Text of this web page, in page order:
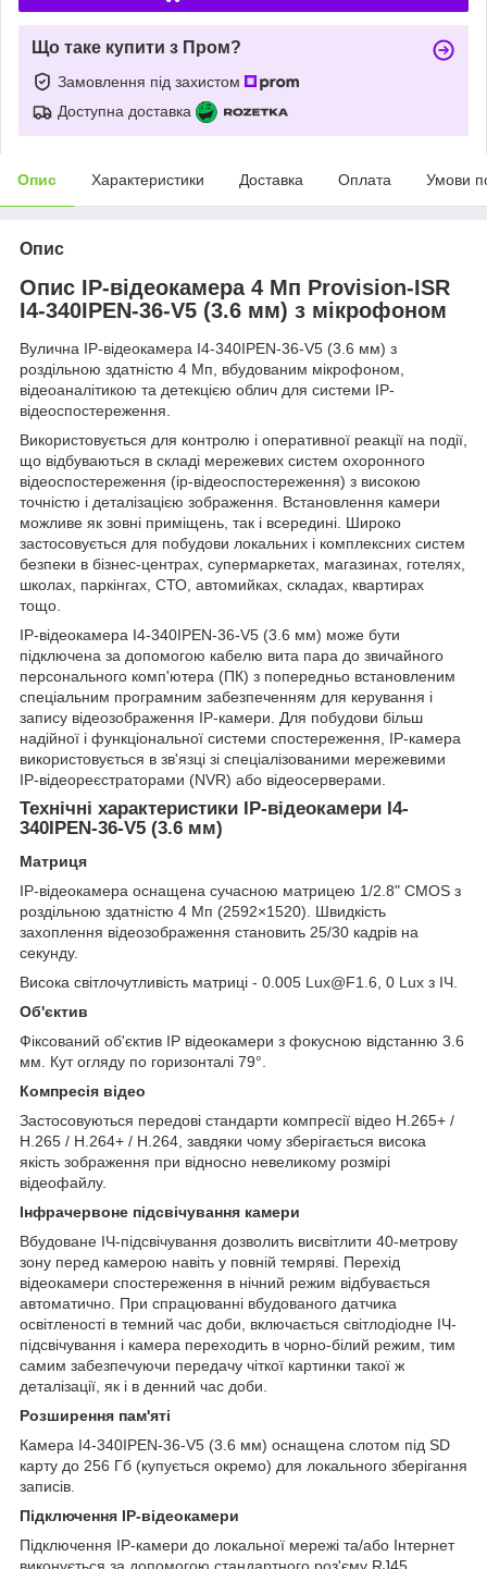
Що таке купити з Пром?
Замовлення під захистом
Доступна доставка
Опис Характеристики Доставка Оплата Умови
Опис
Опис IP-відеокамера 4 Мп Provision-ISR
I4-340IPEN-36-V5 (3.6 мм) з мікрофоном
Вулична IP-відеокамера I4-340IPEN-36-V5 (3.6 мм) з
роздільною здатністю 4 Мп, вбудованим мікрофоном,
відеоаналітикою та детекцією облич для системи IP-
відеоспостереження.
Використовується для контролю і оперативної реакції на події,
що відбуваються в складі мережевих систем охоронного
відеоспостереження (ip-відеоспостереження) з високою
точністю і деталізацією зображення. Встановлення камери
можливе як зовні приміщень, так і всередині. Широко
застосовується для побудови локальних і комплексних систем
безпеки в бізнес-центрах, супермаркетах, магазинах, готелях,
школах, паркінгах, СТО, автомийках, складах, квартирах
тощо.
IP-відеокамера I4-340IPEN-36-V5 (3.6 мм) може бути
підключена за допомогою кабелю вита пара до звичайного
персонального комп'ютера (ПК) з попередньо встановленим
спеціальним програмним забезпеченням для керування і
запису відеозображення IP-камери. Для побудови більш
надійної і функціональної системи спостереження, IP-камера
використовується в зв'язці зі спеціалізованими мережевими
IP-відеореєстраторами (NVR) або відеосерверами.
Технічні характеристики IP-відеокамери I4-
340IPEN-36-V5 (3.6 мм)
Матриця
IP-відеокамера оснащена сучасною матрицею 1/2.8" CMOS з
роздільною здатністю 4 Мп (2592×1520). Швидкість
захоплення відеозображення становить 25/30 кадрів на
секунду.
Висока світлочутливість матриці - 0.005 Lux@F1.6, 0 Lux з ІЧ.
Об'єктив
Фіксований об'єктив IP відеокамери з фокусною відстанню 3.6
мм. Кут огляду по горизонталі 79°.
Компресія відео
Застосовуються передові стандарти компресії відео H.265+ /
H.265 / H.264+ / H.264, завдяки чому зберігається висока
якість зображення при відносно невеликому розмірі
відеофайлу.
Інфрачервоне підсвічування камери
Вбудоване ІЧ-підсвічування дозволить висвітлити 40-метрову
зону перед камерою навіть у повній темряві. Перехід
відеокамери спостереження в нічний режим відбувається
автоматично. При спрацюванні вбудованого датчика
освітленості в темний час доби, включається світлодіодне ІЧ-
підсвічування і камера переходить в чорно-білий режим, тим
самим забезпечуючи передачу чіткої картинки такої ж
деталізації, як і в денний час доби.
Розширення пам'яті
Камера I4-340IPEN-36-V5 (3.6 мм) оснащена слотом під SD
карту до 256 Гб (купується окремо) для локального зберігання
записів.
Підключення IP-відеокамери
Підключення IP-камери до локальної мережі та/або Інтернет